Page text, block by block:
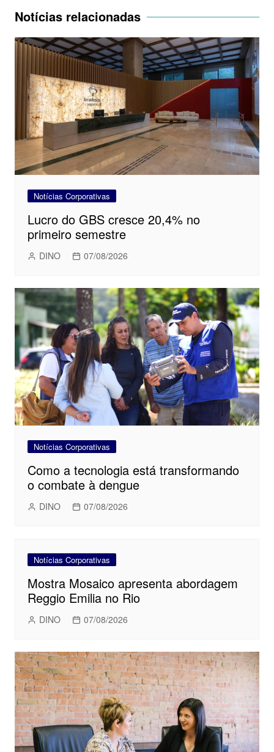
Post
Notícias relacionadas
Notícias Corporativas
Lucro do GBS cresce 20,4% no
primeiro semestre
DINO 07/08/2026
Notícias Corporativas
Como a tecnologia está transformando
o combate à dengue
DINO 07/08/2026
Notícias Corporativas
Mostra Mosaico apresenta abordagem
Reggio Emilia no Rio
DINO 07/08/2026